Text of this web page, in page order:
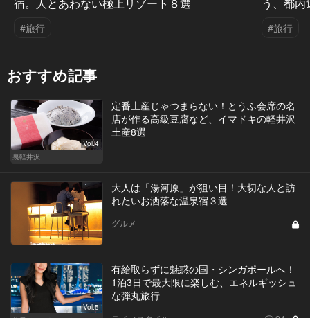
宿。人とあわない極上リゾート８選
#旅行
う、都
#旅行
おすすめ記事
Vol.4
裏軽井沢
定番土産じゃつまらない！とうふ会席の名
店が作る高級豆腐など、イマドキの軽井沢
土産8選
大人は「湯河原」が狙い目！大切な人と訪
れたいお洒落な温泉宿３選
グルメ
Vol.5
有給取らずに魅惑の国・シンガポールへ！
1泊3日で最大限に楽しむ、エネルギッシュ
な弾丸旅行